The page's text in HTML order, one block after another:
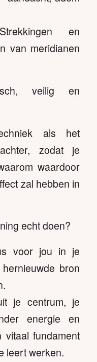
en
van meridianen
veilig en
als het
zodat je
waardoor
zal hebben in
echt doen?
voor jou in je
bron
je centrum, je
energie en
fundament
leert werken.